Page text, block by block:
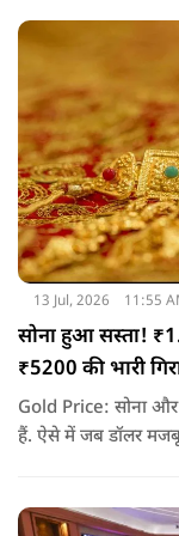
13 Jul, 2026 11:55
सोना हुआ सस्ता!
₹5200 की भारी
Gold Price: सोना और
हैं. ऐसे में जब डॉलर
गिरावट देखने को मिली.